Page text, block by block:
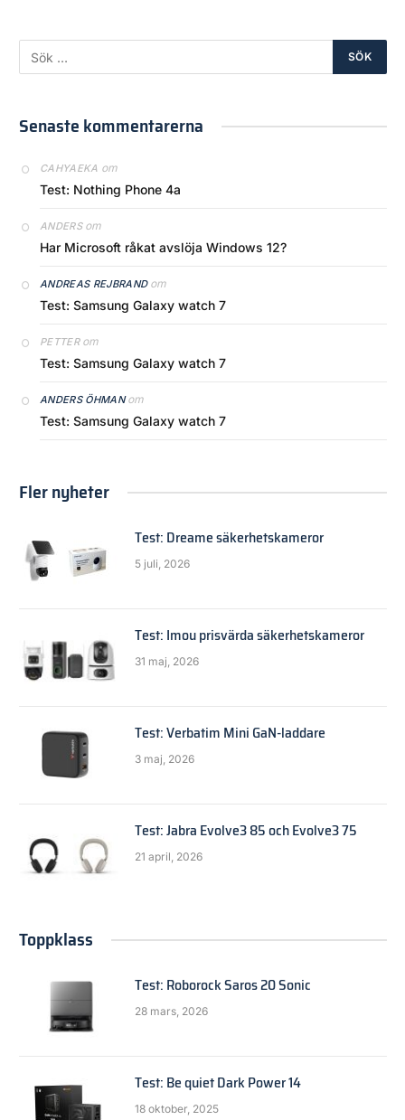
Senaste kommentarerna
CAHYAEKA om
Test: Nothing Phone 4a
ANDERSom
Har Microsoft råkat avslöja Windows 12?
ANDREAS REJBRANDom
Test: Samsung Galaxy watch 7
PETTERom
Test: Samsung Galaxy watch 7
ANDERS ÖHMANom
Test: Samsung Galaxy watch 7
Fler nyheter
Test: Dreame säkerhetskameror
5 juli, 2026
Test: Imou prisvärda säkerhetskameror
31 maj, 2026
Test: Verbatim Mini GaN-laddare
3 maj, 2026
Test: Jabra Evolve3 85 och Evolve3 75
21 april, 2026
Toppklass
Test: Roborock Saros 20 Sonic
28 mars, 2026
Test: Be quiet Dark Power 14
18 oktober, 2025